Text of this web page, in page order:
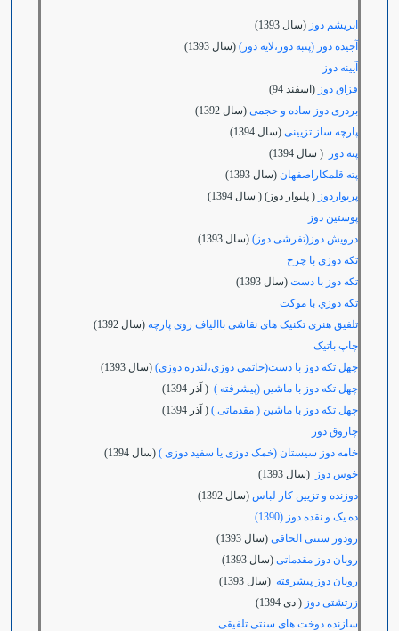
ابریشم دوز (سال 1393)
آجیده دوز (پنبه دوز،لایه دوز) (سال 1393)
آیینه دوز
قزاق دوز (اسفند 94)
بردری دوز ساده و حجمی (سال 1392)
پارچه ساز تزیینی (سال 1394)
پته دوز
( سال 1394)
پته قلمکاراصفهان (سال 1393)
پریواردوز ( پلیوار دوز) ( سال 1394)
پوستین دوز
درویش دوز(تفرشی دوز) (سال 1393)
تکه دوزی با چرخ
تکه دوز با دست (سال 1393)
تکه دوزي با موکت
تلفیق هنری تکنیک های نقاشی باالیاف روی پارچه (سال 1392)
چاپ باتیک
چهل تکه دوز با دست(خاتمی دوزی،لندره دوزی) (سال 1393)
چهل تکه دوز با ماشین (پیشرفته ) ( آذر 1394)
چهل تکه دوز با ماشین ( مقدماتی ) ( آذر 1394)
چاروق دوز
خامه دوز سیستان (خمک دوزی یا سفید دوزی ) (سال 1394)
خوس دوز
(سال 1393)
دوزنده و تزیین کار لباس (سال 1392)
ده یک و نقده دوز (1390)
رودوز سنتی الحاقی (سال 1393)
روبان دوز مقدماتی (سال 1393)
روبان دوز پیشرفته (سال 1393)
زرتشتی دوز ( دی 1394)
سازنده دوخت های سنتی تلفیقی